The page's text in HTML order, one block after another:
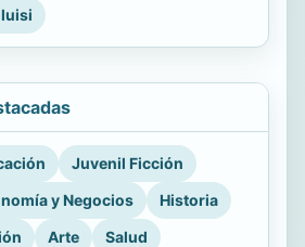
Juvenil Ficción
y Negocios
Historia
Arte
Salud